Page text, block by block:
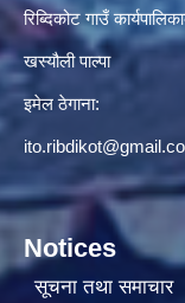
रिब्दिकोट गाउँ
खस्यौली पाल्पा
इमेल ठेगाना:
Notices
सूचना तथा समाचार